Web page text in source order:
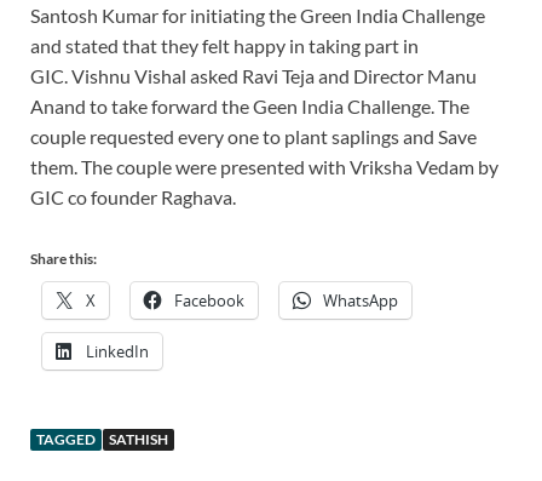
Santosh Kumar for initiating the Green India Challenge
and stated that they felt happy in taking part in
GIC. Vishnu Vishal asked Ravi Teja and Director Manu
Anand to take forward the Geen India Challenge. The
couple requested every one to plant saplings and Save
them. The couple were presented with Vriksha Vedam by
GIC co founder Raghava.
Share this:
X Facebook WhatsApp
LinkedIn
TAGGED SATHISH